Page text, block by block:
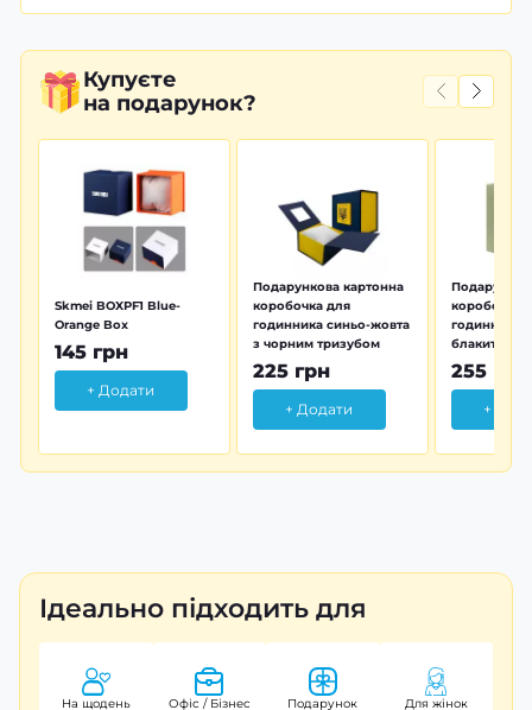
Купуєте
на подарунок?
Skmei BOXPF1 Blue-
Orange Box
145 грн
+ Додати
Подарункова картонна
коробочка для
годинника синьо-жовта
з чорним тризубом
225 грн
+ Додати
коробочка
годинника
блакитна
255 грн
+
Ідеально підходить для
На щодень Офіс / Бізнес Подарунок Для жінок